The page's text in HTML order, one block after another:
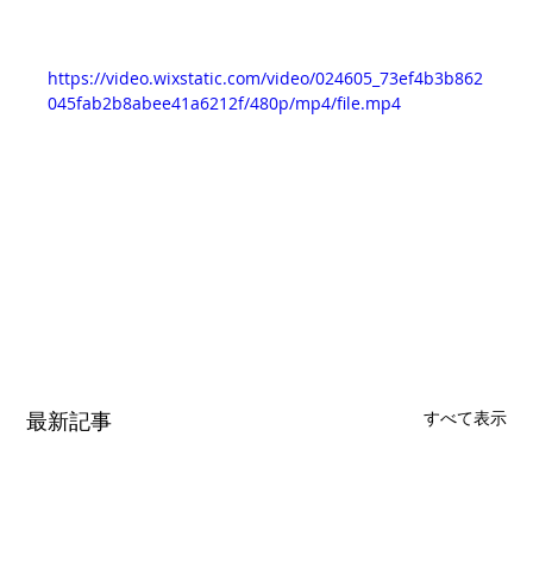
https://video.wixstatic.com/video/024605_73ef4b3b862
045fab2b8abee41a6212f/480p/mp4/file.mp4
最新記事 すべて表示